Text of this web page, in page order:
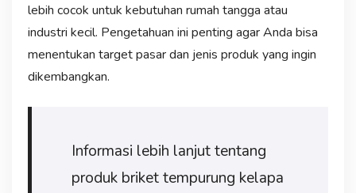
lebih cocok untuk kebutuhan rumah tangga atau
industri kecil. Pengetahuan ini penting agar Anda bisa
menentukan target pasar dan jenis produk yang ingin
dikembangkan.
Informasi lebih lanjut tentang
produk briket tempurung kelapa